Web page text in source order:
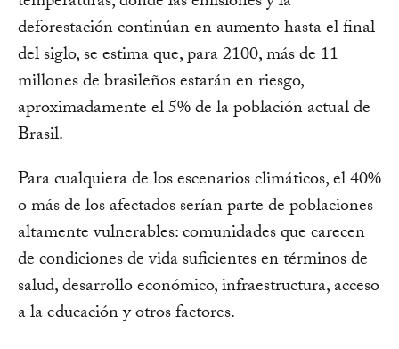
deforestación continúan en aumento hasta el final
del siglo, se estima que, para 2100, más de 11
millones de brasileños estarán en riesgo,
aproximadamente el 5% de la población actual de
Brasil.
Para cualquiera de los escenarios climáticos, el 40%
o más de los afectados serían parte de poblaciones
altamente vulnerables: comunidades que carecen
de condiciones de vida suficientes en términos de
salud, desarrollo económico, infraestructura, acceso
a la educación y otros factores.